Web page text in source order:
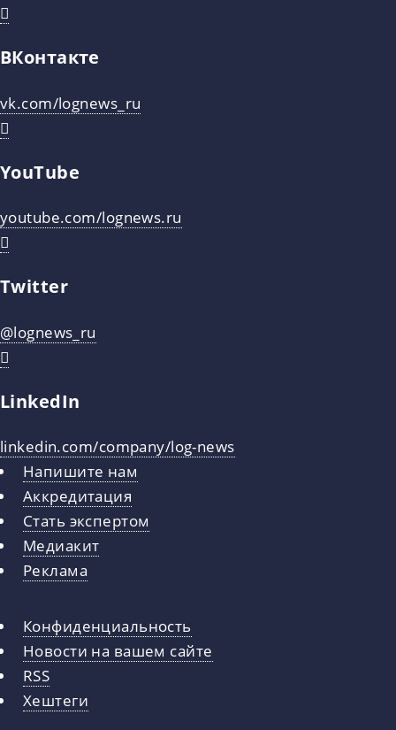
ВКонтакте
vk.com/lognews_ru
YouTube
youtube.com/lognews.ru
Twitter
@lognews_ru
LinkedIn
linkedin.com/company/log-news
Напишите нам
Аккредитация
Стать экспертом
Медиакит
Реклама
Конфиденциальность
Новости на вашем сайте
RSS
Хештеги